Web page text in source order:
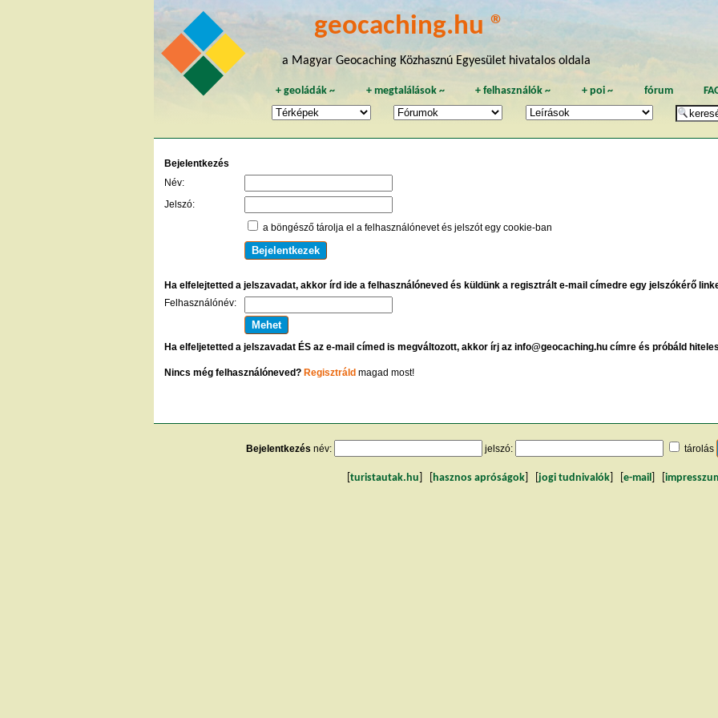
geocaching.hu ®
a Magyar Geocaching Közhasznú Egyesület hivatalos oldala
+geoládák ~ + megtalálások~ +felhasználók ~ + poi~ fórum
Bejelentkezés
Név:
Jelszó:
a böngésző tárolja el a felhasználónevet és jelszót egy cookie-ban
Ha elfelejtetted a jelszavadat, akkor írd ide a felhasználóneved és küldünk a regisztrált e-mail címedre egy jelszókérő
Felhasználónév:
Ha elfeljetetted a jelszavadat ÉS az e-mail címed is megváltozott, akkor írj az info@geocaching.hu címre és próbáld
Nincs még felhasználóneved? Regisztráld magad most!
Bejelentkezés név: jelszó: tárolás
turistautak.hu hasznos apróságok jogi tudnivalók e-mail